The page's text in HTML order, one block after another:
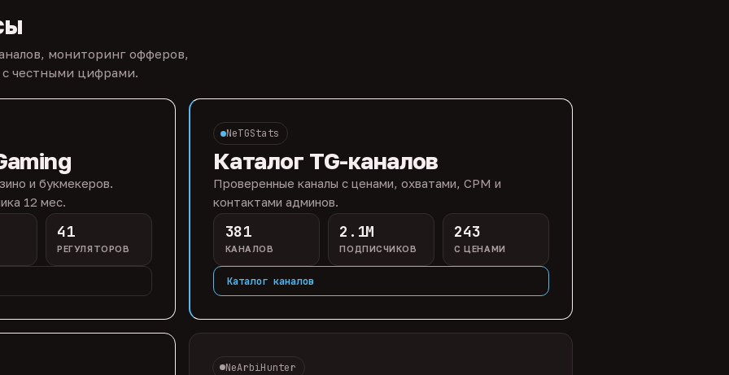
мониторинг офферов,
с честными цифрами.
и букмекеров.
12 мес.
41
РЕГУЛЯТОРОВ
NeTGStats
Каталог TG-каналов
Проверенные каналы с ценами, охватами, CPM и
контактами админов.
381
КАНАЛОВ
2.1M
ПОДПИСЧИКОВ
243
С ЦЕНАМИ
Каталог каналов
NeArbiHunter